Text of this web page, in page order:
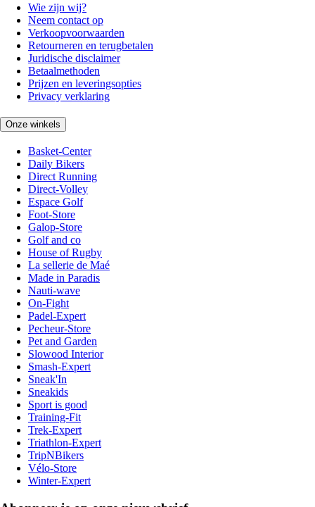
Wie zijn wij?
Neem contact op
Verkoopvoorwaarden
Retourneren en terugbetalen
Juridische disclaimer
Betaalmethoden
Prijzen en leveringsopties
Privacy verklaring
Onze winkels
Basket-Center
Daily Bikers
Direct Running
Direct-Volley
Espace Golf
Foot-Store
Galop-Store
Golf and co
House of Rugby
La sellerie de Maé
Made in Paradis
Nauti-wave
On-Fight
Padel-Expert
Pecheur-Store
Pet and Garden
Slowood Interior
Smash-Expert
Sneak'In
Sneakids
Sport is good
Training-Fit
Trek-Expert
Triathlon-Expert
TripNBikers
Vélo-Store
Winter-Expert